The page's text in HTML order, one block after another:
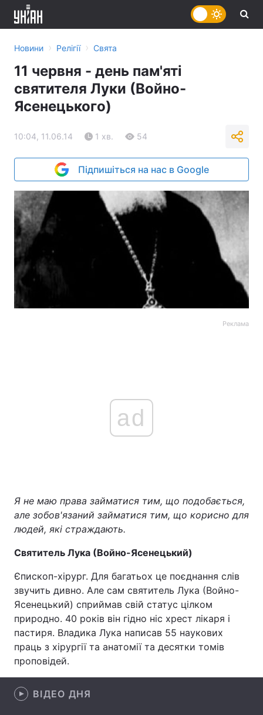
Головна Війна
Україна Політика
Економіка Світ
Спорт Наука
Новини › Релігії › Свята
11 червня - день пам'яті
святителя Луки (Войно-
Ясенецького)
10:04, 11.06.14 1 хв. 54
Підпишіться на нас в Google
Реклама
ad
Я не маю права займатися тим, що подобається,
але зобов'язаний займатися тим, що корисно для
людей, які страждають.
Святитель Лука (Войно-Ясенецький)
Єпископ-хірург. Для багатьох це поєднання слів
звучить дивно. Але сам святитель Лука (Войно-
Ясенецький) сприймав свій статус цілком
природно. 40 років він гідно ніс хрест лікаря і
пастиря. Владика Лука написав 55 наукових
праць з хірургії та анатомії та десятки томів
проповідей.
ВІДЕО ДНЯ